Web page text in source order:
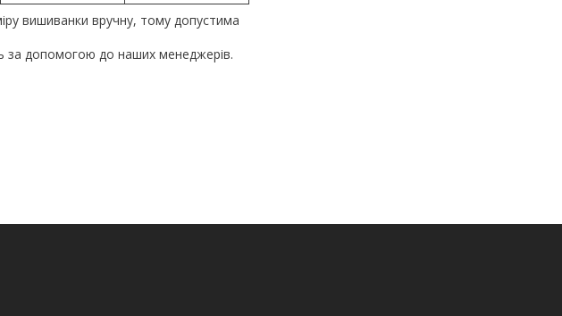
вишиванки вручну, тому допустима
за допомогою до наших менеджерів.